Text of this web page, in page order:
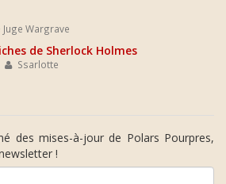
Juge Wargrave
de Sherlock Holmes
Ssarlotte
des mises-à-jour de Polars Pourpres,
!